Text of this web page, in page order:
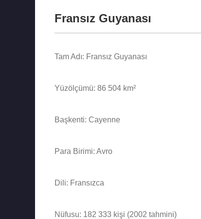
Fransız Guyanası
Tam Adı: Fransız Guyanası
Yüzölçümü: 86 504 km²
Başkenti: Cayenne
Para Birimi: Avro
Dili: Fransızca
Nüfusu: 182 333 kişi (2002 tahmini)